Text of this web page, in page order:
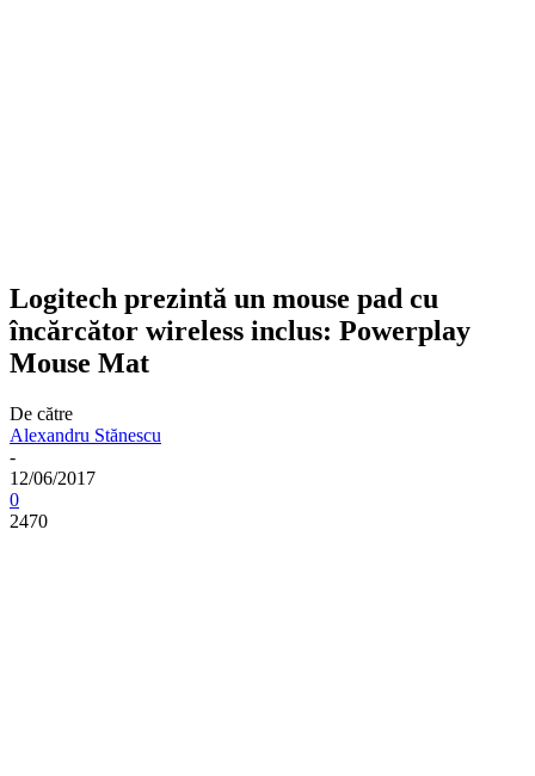
Logitech prezintă un mouse pad cu
încărcător wireless inclus: Powerplay
Mouse Mat
De către
Alexandru Stănescu
-
12/06/2017
0
2470